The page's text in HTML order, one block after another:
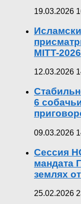
19.03.2026
MITT-2026
12.03.2026
6
09.03.2026
Сессия
мандата
землях
25.02.2026